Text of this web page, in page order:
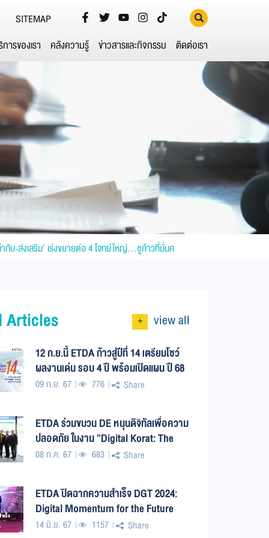
SITEMAP
ารของเรา คลังความรู้ ข่าวสารและกิจกรรม ติดต่อเรา
กับ-ส่งเสริม’ เร่งขยายต่อ 4 โจทย์ใหญ่…ชูก้าวที่มั่นค
Articles + view all
12 ก.ย.นี้ ETDA ก้าวสู่ปีที่ 14 เตรียมโชว์
ผลงานเด่น รอบ 4 ปี พร้อมเปิดแผน ปี 68
กับ 4 โจทย์ใหญ่! ชูธง “ก้าวที่มั่นคง เพื่อ
09 ก.ย. 67 776 Share
ETDA ร่วมขบวน DE หนุนดิจิทัลเพื่อความ
ปลอดภัย ในงาน “Digital Korat: The
Future Starts now”
08 ก.ค. 67 683 Share
ETDA ปิดฉากความสำเร็จ DGT 2024:
Digital Momentum for the Future
‘รัฐ-เอกชน’ ร่วมงาน ทะลุ 9,000 คน
14 มิ.ย. 67 1157 Share